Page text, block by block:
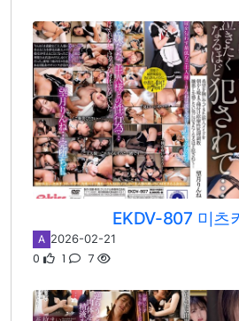
EKDV-807 미츠
A 2026-02-21
0 1 7